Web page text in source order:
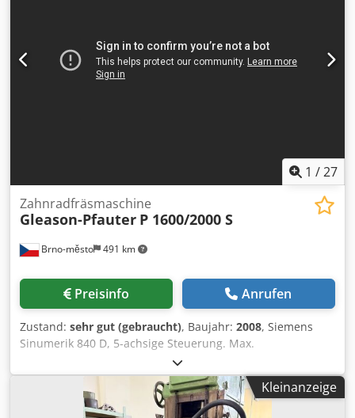
1 /27
Brno-město 491 km
Zahnradfräsmaschine
Gleason-Pfauter P 1600/2000 S
Preisinfo Anrufen
Zustand: sehr gut (gebraucht), Baujahr: 2008, Siemens
Sinumerik 840 D, 5-achsige Steuerung. Max.
Raddurchmesser: 2000 mm Radbreite: 700 mm Djdpfx
Adjza Egbolekr Maschinengewicht: 35.000 kg Platzbedarf
ca. 6,9 x 8,4 x 3,7 m
Kleinanzeige